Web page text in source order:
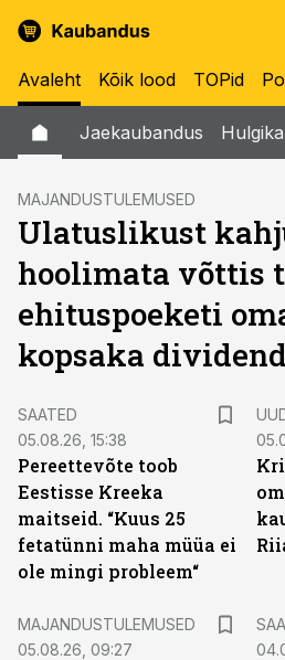
Avaleht Kõik lood TOPid
Jaekaubandus
MAJANDUSTULEMUSED
Ulatuslikust
hoolimata võttis
ehituspoeketi
kopsaka
SAATED
05.08.26, 15:38
Pereettevõte toob
Eestisse Kreeka
maitseid. “Kuus 25
fetatünni maha müüa ei
ole mingi probleem“
MAJANDUSTULEMUSED
05.08.26, 09:27